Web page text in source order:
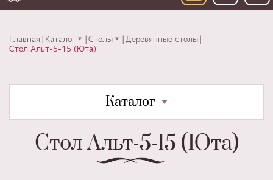
Главная Каталог Столы
Деревянные столы
Стол Альт-5-15 (Юта)
Каталог
Стол Альт-5-15 (Юта)